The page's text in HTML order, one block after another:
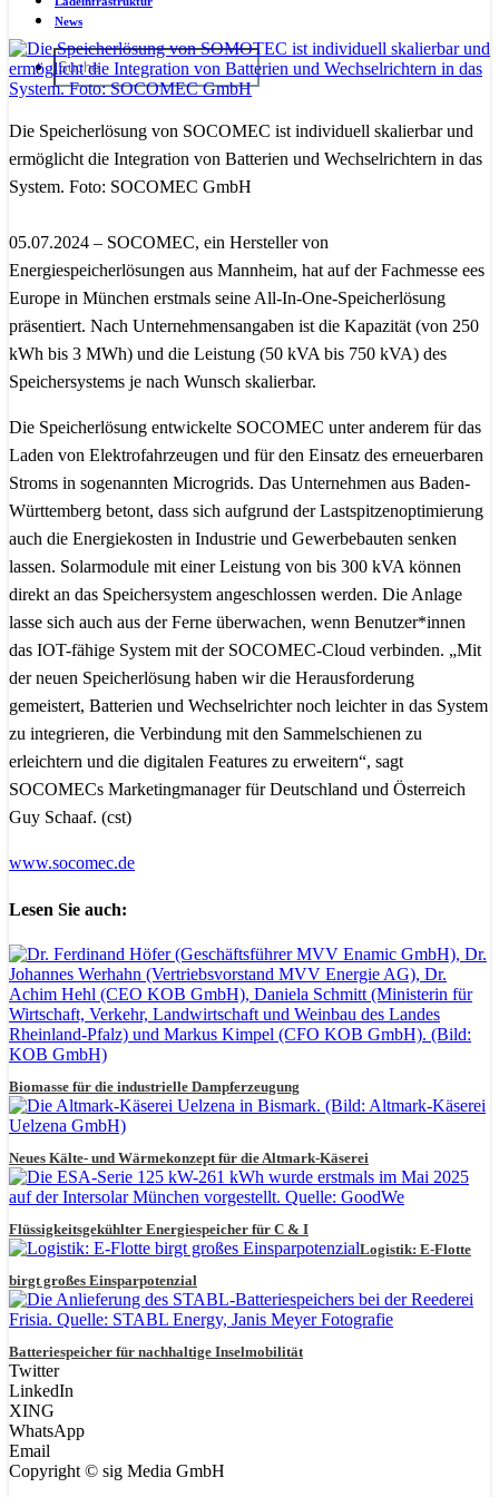
News
Die Speicherlösung von SOCOMEC ist individuell skalierbar und
ermöglicht die Integration von Batterien und Wechselrichtern in das
System. Foto: SOCOMEC GmbH
05.07.2024 – SOCOMEC, ein Hersteller von
Energiespeicherlösungen aus Mannheim, hat auf der Fachmesse ees
Europe in München erstmals seine All-In-One-Speicherlösung
präsentiert. Nach Unternehmensangaben ist die Kapazität (von 250
kWh bis 3 MWh) und die Leistung (50 kVA bis 750 kVA) des
Speichersystems je nach Wunsch skalierbar.
Die Speicherlösung entwickelte SOCOMEC unter anderem für das
Laden von Elektrofahrzeugen und für den Einsatz des erneuerbaren
Stroms in sogenannten Microgrids. Das Unternehmen aus Baden-
Württemberg betont, dass sich aufgrund der Lastspitzenoptimierung
auch die Energiekosten in Industrie und Gewerbebauten senken
lassen. Solarmodule mit einer Leistung von bis 300 kVA können
direkt an das Speichersystem angeschlossen werden. Die Anlage
lasse sich auch aus der Ferne überwachen, wenn Benutzer*innen
das IOT-fähige System mit der SOCOMEC-Cloud verbinden. „Mit
der neuen Speicherlösung haben wir die Herausforderung
gemeistert, Batterien und Wechselrichter noch leichter in das System
zu integrieren, die Verbindung mit den Sammelschienen zu
erleichtern und die digitalen Features zu erweitern“, sagt
SOCOMECs Marketingmanager für Deutschland und Österreich
Guy Schaaf. (cst)
www.socomec.de
Lesen Sie auch:
Biomasse für die industrielle Dampferzeugung
Neues Kälte- und Wärmekonzept für die Altmark-Käserei
Flüssigkeitsgekühlter Energiespeicher für C & I
Logistik: E-Flotte
birgt großes Einsparpotenzial
Batteriespeicher für nachhaltige Inselmobilität
Twitter
LinkedIn
XING
WhatsApp
Email
Copyright © sig Media GmbH